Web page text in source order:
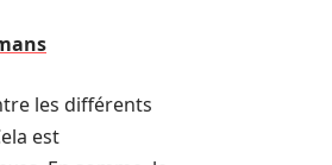
les différents
est